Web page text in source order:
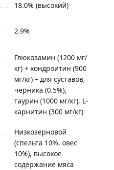
18.0% (высокий)
2.9%
Глюкозамин (1200 мг/
кг) + хондроитин (900
мг/кг) – для суставов,
черника (0.5%),
таурин (1000 мг/кг), L-
карнитин (300 мг/кг)
Низкозерновой
(спельта 10%, овес
10%), высокое
содержание мяса